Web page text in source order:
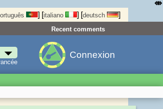
] [italiano ] [deutsch ]
Recent comments
Connexion
⤄